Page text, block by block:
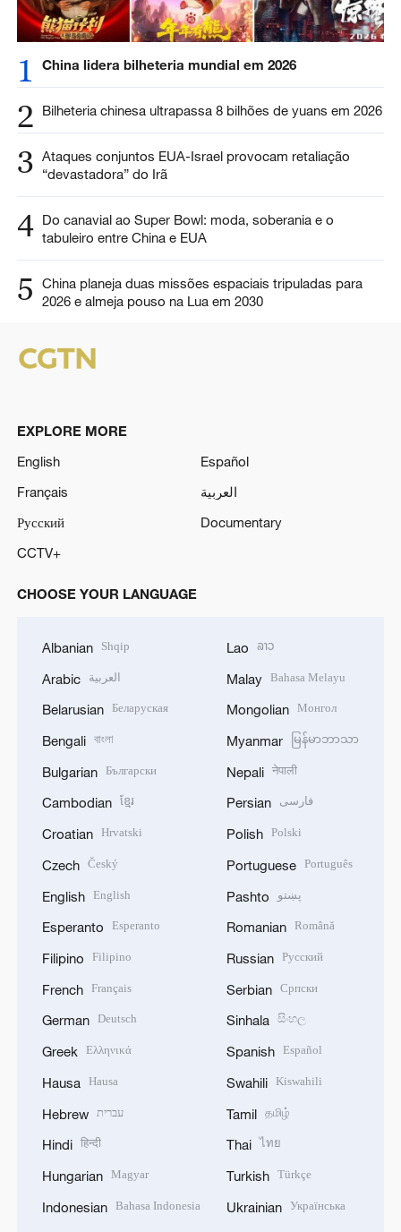
1 China lidera bilheteria mundial em 2026
2 Bilheteria chinesa ultrapassa 8 bilhões de yuans em 2026
3 Ataques conjuntos EUA-Israel provocam retaliação
“devastadora” do Irã
4 Do canavial ao Super Bowl: moda, soberania e o
tabuleiro entre China e EUA
5
China planeja duas missões espaciais tripuladas para
2026 e almeja pouso na Lua em 2030
EXPLORE MORE
English
Español
Français
العربية
Русский
Documentary
CCTV+
CHOOSE YOUR LANGUAGE
Albanian Shqip
Arabic العربية
Belarusian Беларуская
Bengali বাংলা
Bulgarian Български
Cambodian ខ្មែរ
Croatian Hrvatski
Czech Český
English English
Esperanto Esperanto
Filipino Filipino
French Français
German Deutsch
Greek Ελληνικά
Hausa Hausa
Hebrew עברית
Hindi हिन्दी
Hungarian Magyar
Indonesian Bahasa Indonesia
Lao ລາວ
Malay Bahasa Melayu
Mongolian Монгол
Myanmar မြန်မာဘာသာ
Nepali नेपाली
Persian فارسی
Polish Polski
Portuguese Português
Pashto پښتو
Romanian Română
Russian Русский
Serbian Српски
Sinhala සිංහල
Spanish Español
Swahili Kiswahili
Tamil தமிழ்
Thai ไทย
Turkish Türkçe
Ukrainian Українська